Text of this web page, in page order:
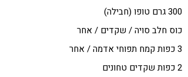
300 גרם טופו (חבילה)
כוס חלב סויה / שקדים / אחר
3 כפות קמח תפוחי אדמה / אחר
2 כפות שקדים טחונים